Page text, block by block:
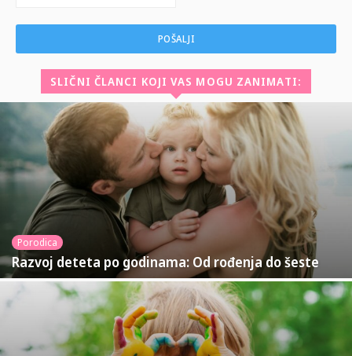
SLIČNI ČLANCI KOJI VAS MOGU ZANIMATI:
Porodica
Razvoj deteta po godinama: Od rođenja do šeste